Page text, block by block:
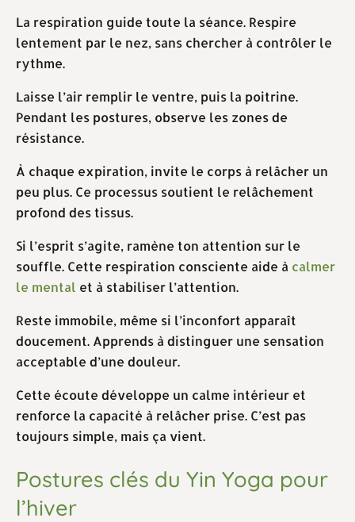
La respiration guide toute la séance. Respire
lentement par le nez, sans chercher à contrôler le
rythme.
Laisse l’air remplir le ventre, puis la poitrine.
Pendant les postures, observe les zones de
résistance.
À chaque expiration, invite le corps à relâcher un
peu plus. Ce processus soutient le relâchement
profond des tissus.
Si l’esprit s’agite, ramène ton attention sur le
souffle. Cette respiration consciente aide à calmer
le mental et à stabiliser l’attention.
Reste immobile, même si l’inconfort apparaît
doucement. Apprends à distinguer une sensation
acceptable d’une douleur.
Cette écoute développe un calme intérieur et
renforce la capacité à relâcher prise. C’est pas
toujours simple, mais ça vient.
Postures clés du Yin Yoga pour
l’hiver